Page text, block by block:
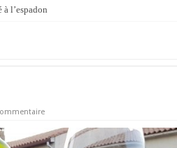
à l’espadon